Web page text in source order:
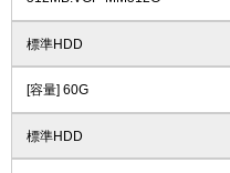
標準HDD
[容量] 60G
標準HDD